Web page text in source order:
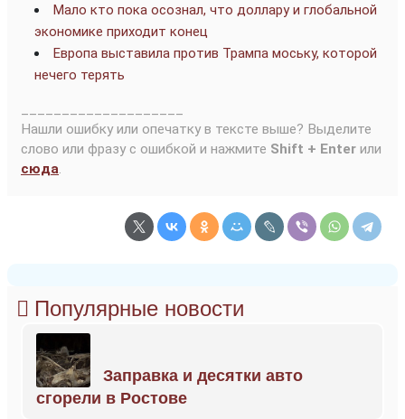
Мало кто пока осознал, что доллару и глобальной
экономике приходит конец
Европа выставила против Трампа моську, которой
нечего терять
Нашли ошибку или опечатку в тексте выше? Выделите
слово или фразу с ошибкой и нажмите Shift + Enter или
сюда
Популярные новости
Заправка и десятки авто
сгорели в Ростове